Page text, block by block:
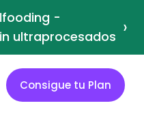
-
ultraprocesados ›
Consigue tu Plan